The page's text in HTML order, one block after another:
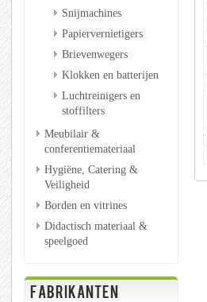
Snijmachines
Papiervernietigers
Brievenwegers
Klokken en batterijen
Luchtreinigers en
stoffilters
Meubilair &
conferentiemateriaal
Hygiëne, Catering &
Veiligheid
Borden en vitrines
Didactisch materiaal &
speelgoed
FABRIKANTEN